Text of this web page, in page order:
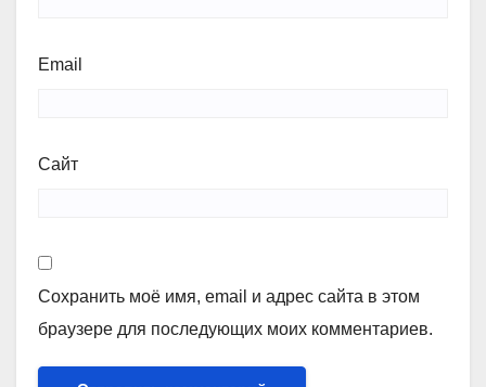
Email
Сайт
Сохранить моё имя, email и адрес сайта в этом
браузере для последующих моих комментариев.